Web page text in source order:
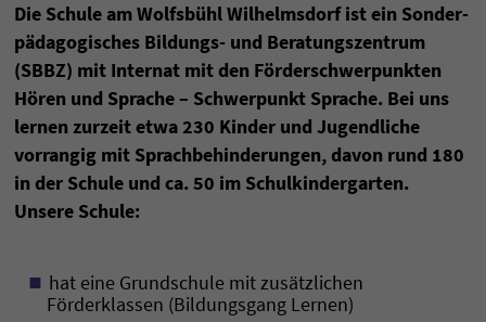
Die Schule am Wolfs­bühl Wilhelms­dorf ist ein Sonder­
päda­go­gisches Bildungs- und Beratungs­zentrum
(SBBZ) mit Internat mit den Förder­schwer­punkten
Hören und Sprache – Schwer­punkt Sprache. Bei uns
lernen zurzeit etwa 230 Kinder und Jugendliche
vorrangig mit Sprach­behin­derungen, davon rund 180
in der Schule und ca. 50 im Schul­kindergarten.
Unsere Schule:
hat eine Grundschule mit zusätzlichen
Förderklassen (Bildungsgang Lernen)